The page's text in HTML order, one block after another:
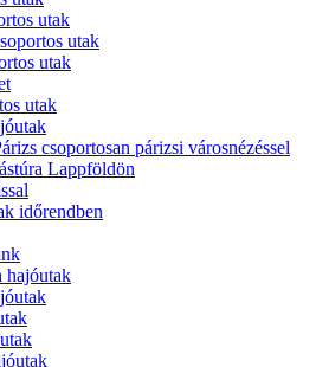
utak
utak
utak
utak
csoportosan párizsi városnézéssel
Lappföldön
időrendben
hajóutak